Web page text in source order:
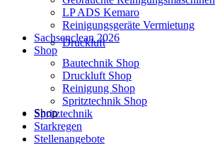
Druckluft
Shop
LP ADS Kemaro
Reinigungsgeräte Vermietung
Sachsenclean 2026
Shop
Bautechnik Shop
Druckluft Shop
Reinigung Shop
Spritztechnik Shop
Spritztechnik
Starkregen
Stellenangebote